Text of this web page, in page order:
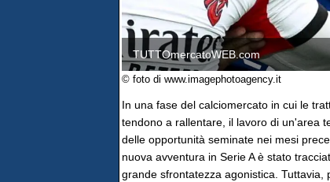
TUTTOmercatoWEB.com
© foto di www.imagephotoagency.it
In una fase del calciomercato in cui le
tendono a rallentare, il lavoro di un'area
delle opportunità seminate nei mesi
nuova avventura in Serie A è stato
grande sfrontatezza agonistica.